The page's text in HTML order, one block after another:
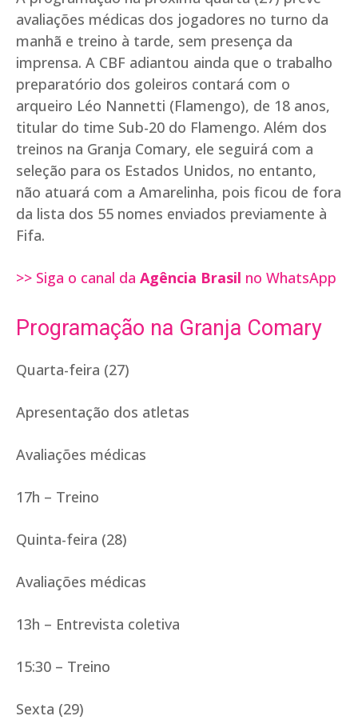
avaliações médicas dos jogadores no turno da
manhã e treino à tarde, sem presença da
imprensa. A CBF adiantou ainda que o trabalho
preparatório dos goleiros contará com o
arqueiro Léo Nannetti (Flamengo), de 18 anos,
titular do time Sub-20 do Flamengo. Além dos
treinos na Granja Comary, ele seguirá com a
seleção para os Estados Unidos, no entanto,
não atuará com a Amarelinha, pois ficou de fora
da lista dos 55 nomes enviados previamente à
Fifa.
>> Siga o canal da Agência Brasil no WhatsApp
Programação na Granja Comary
Quarta-feira (27)
Apresentação dos atletas
Avaliações médicas
17h – Treino
Quinta-feira (28)
Avaliações médicas
13h – Entrevista coletiva
15:30 – Treino
Sexta (29)